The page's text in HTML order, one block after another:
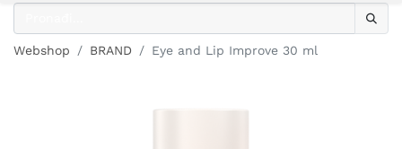
Webshop BRAND Eye and Lip Improve 30 ml